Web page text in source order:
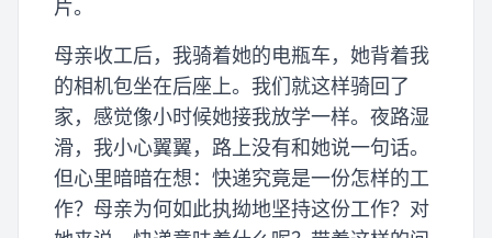
片。
母亲收工后，我骑着她的电瓶车，她背着我
的相机包坐在后座上。我们就这样骑回了
家，感觉像小时候她接我放学一样。夜路湿
滑，我小心翼翼，路上没有和她说一句话。
但心里暗暗在想：快递究竟是一份怎样的工
作？母亲为何如此执拗地坚持这份工作？对